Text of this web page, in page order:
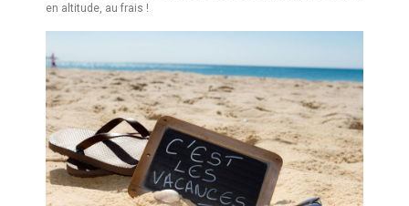
en altitude, au frais !